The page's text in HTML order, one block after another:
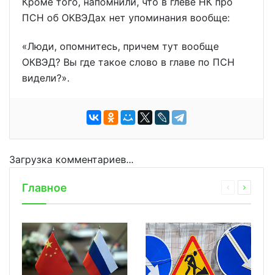
ПСН об ОКВЭДах нет упоминания вообще:
«Люди, опомнитесь, причем тут вообще
ОКВЭД? Вы где такое слово в главе по ПСН
видели?».
Загрузка комментариев...
Главное